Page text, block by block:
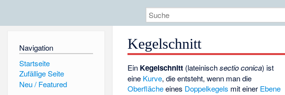
Navigation
Startseite
Zufällige Seite
Neu / Featured
Kegelschnitt
Ein Kegelschnitt (lateinischsectio conica) ist
eine Kurve, die entsteht, wenn man die
Oberflächeeines Doppelkegels mit einer Ebene